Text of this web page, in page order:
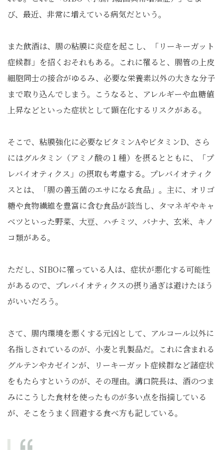
び、最近、非常に増えている病気だという。
また飲酒は、腸の粘膜に炎症を起こし、「リーキーガット
症候群」を招くおそれもある。これに罹ると、腸管の上皮
細胞同士の接合がゆるみ、必要な栄養素以外の大きな分子
まで取り込んでしまう。こうなると、アレルギーや血糖値
上昇などといった症状として顕在化するリスクがある。
そこで、粘膜強化に必要なビタミンAやビタミンD、さら
にはグルタミン（アミノ酸の１種）を摂るとともに、「プ
レバイオティクス」の摂取も考慮する。プレバイオティク
スとは、「腸の善玉菌のエサになる食品」。主に、オリゴ
糖や食物繊維を豊富に含む食品が該当し、タマネギやキャ
ベツといった野菜、大豆、ハチミツ、バナナ、玄米、キノ
コ類がある。
ただし、SIBOに罹っている人は、症状が悪化する可能性
があるので、プレバイオティクスの摂り過ぎは避けたほう
がいいだろう。
さて、腸内環境を悪くする元凶として、アルコール以外に
名指しされているのが、小麦と乳製品だ。これに含まれる
グルテンやカゼインが、リーキーガット症候群など諸症状
をもたらすというのが、その理由。溝口院長は、酒のつま
みにこうした食材を使ったものが多い点を指摘している
が、そこをうまく回避する食べ方も記している。